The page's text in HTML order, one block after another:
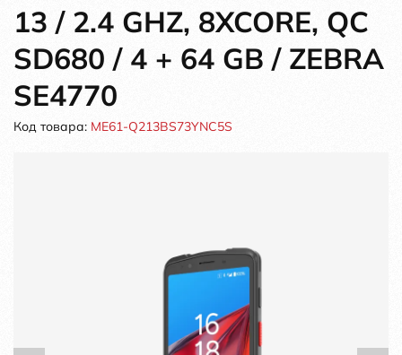
13 / 2.4 GHZ, 8XCORE, QC
SD680 / 4 + 64 GB / ZEBRA
SE4770
Код товара: ME61-Q213BS73YNC5S